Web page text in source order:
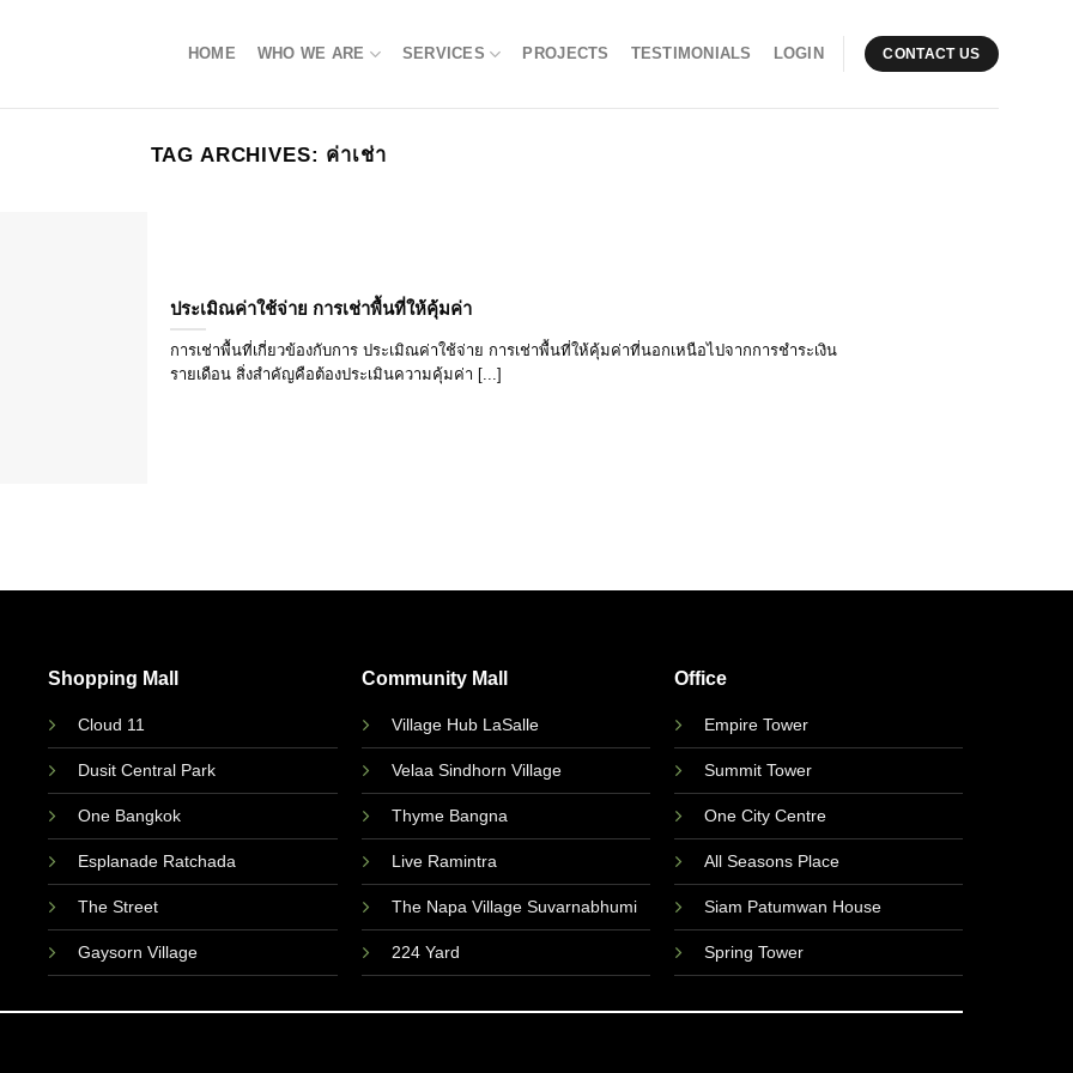
HOME WHO WE ARE SERVICES PROJECTS TESTIMONIALS LOGIN CONTACT US
TAG ARCHIVES: ค่าเช่า
ประเมิณค่าใช้จ่าย การเช่าพื้นที่ให้คุ้มค่า
การเช่าพื้นที่เกี่ยวข้องกับการ ประเมิณค่าใช้จ่าย การเช่าพื้นที่ให้คุ้มค่าที่นอกเหนือไปจากการชำระเงิน
รายเดือน สิ่งสำคัญคือต้องประเมินความคุ้มค่า [...]
Shopping Mall
Cloud 11
Dusit Central Park
One Bangkok
Esplanade Ratchada
The Street
Gaysorn Village
Community Mall
Village Hub LaSalle
Velaa Sindhorn Village
Thyme Bangna
Live Ramintra
The Napa Village Suvarnabhumi
224 Yard
Office
Empire Tower
Summit Tower
One City Centre
All Seasons Place
Siam Patumwan House
Spring Tower